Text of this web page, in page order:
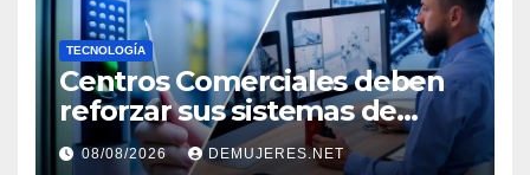
TECNOLOGÍA
Centros Comerciales deben
reforzar sus sistemas de
seguridad ante el
08/08/2026 DEMUJERES.NET